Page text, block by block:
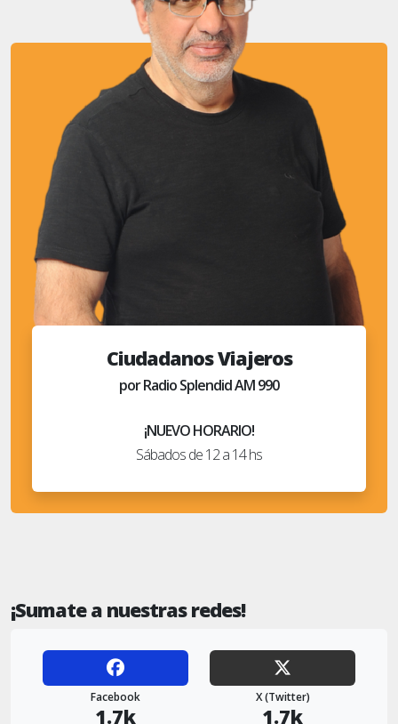
Ciudadanos Viajeros
por Radio Splendid AM 990
¡NUEVO HORARIO!
Sábados de 12 a 14 hs